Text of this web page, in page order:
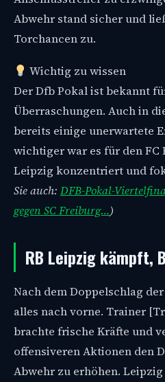
Abwehr stand sicher und
Torchancen zu.
Wichtig zu wissen
Der Dfb Pokal ist bekannt
Überraschungen. Auch in
bereits einige unerwartete
wichtiger war es für den FC
Leipzig konzentriert und
Sie auch: DFB-Pokal-
gegen SC Freiburg…)
RB Leipzig kämpft,
Nach dem Doppelschlag
alles nach vorne. Trainer
brachte frische Kräfte und
offensiveren Aktionen den
Abwehr zu erhöhen.